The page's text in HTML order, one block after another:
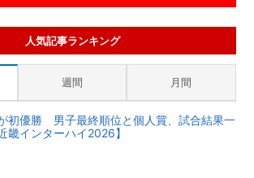
人気記事ランキング
週間 月間
初優勝 男子最終順位と個人賞、試合結果一
畿インターハイ2026】